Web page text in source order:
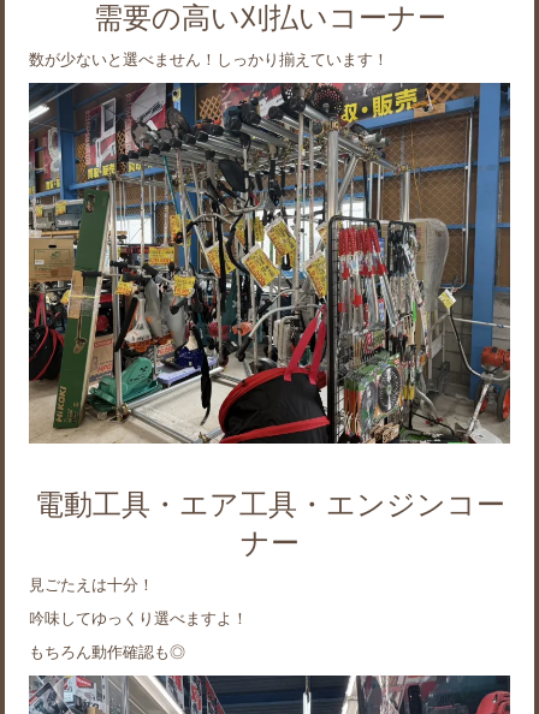
需要の高い刈払いコーナー
数が少ないと選べません！しっかり揃えています！
電動工具・エア工具・エンジンコー
ナー
見ごたえは十分！
吟味してゆっくり選べますよ！
もちろん動作確認も◎